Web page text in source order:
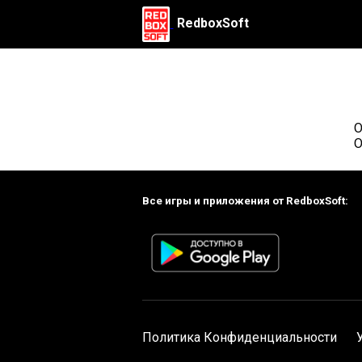
RedboxSoft
Все игры и приложения от RedboxSoft:
Политика Конфиденциальности